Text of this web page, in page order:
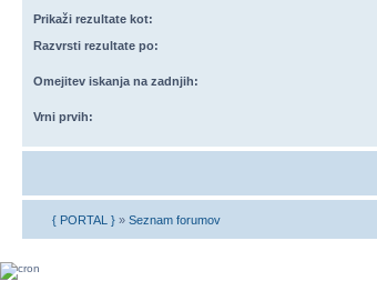
Prikaži rezultate kot:
Razvrsti rezultate po:
Omejitev iskanja na zadnjih:
Vrni prvih:
{ PORTAL } » Seznam forumov